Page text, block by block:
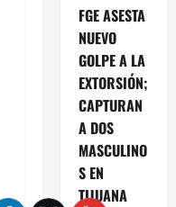
FGE ASESTA
NUEVO
GOLPE A LA
EXTORSIÓN;
CAPTURAN
A DOS
MASCULINO
S EN
TIJUANA